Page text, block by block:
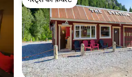
गेस्ट्स की फ़ेवरेट